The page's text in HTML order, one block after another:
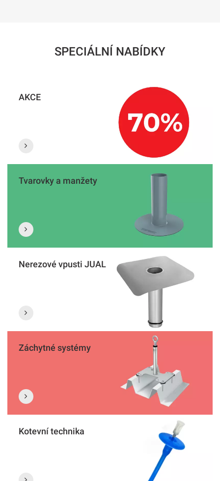
SPECIÁLNÍ NABÍDKY
AKCE
Tvarovky a manžety
Nerezové vpusti JUAL
Záchytné systémy
Kotevní technika